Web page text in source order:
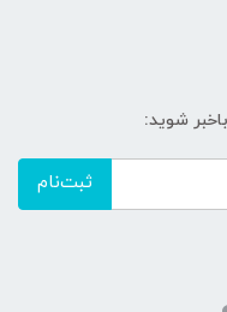
شوید:
ثبت‌نام